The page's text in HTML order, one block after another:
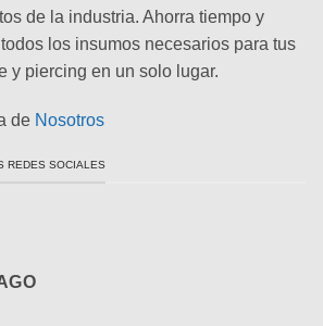
de la industria. Ahorra tiempo y
los insumos necesarios para tus
y piercing en un solo lugar.
de Nosotros
REDES SOCIALES